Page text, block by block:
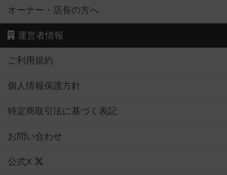
オーナー・店長の方へ
運営者情報
ご利用規約
個人情報保護方針
特定商取引法に基づく表記
お問い合わせ
公式X